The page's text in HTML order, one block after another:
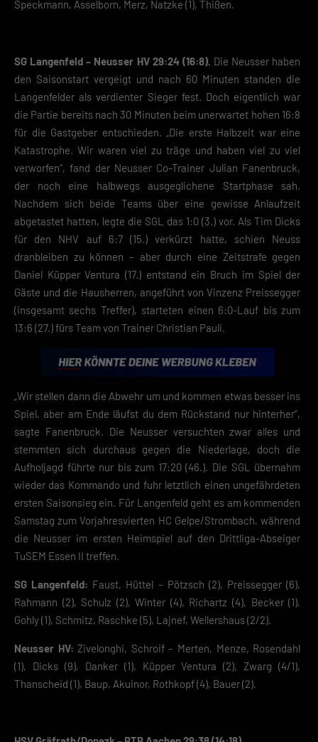
Speckmann, Asselborn, Merz, Natzke (1), Thißen.
SG Langenfeld – Neusser HV 29:24 (16:8). Die Neusser haben
den Saisonstart vergeigt und nach 60 Minuten standen die
Langenfelder als verdienter Sieger fest. Doch eigentlich war
die Partie bereits nach 30 Minuten beim unerwartet hohen 16:8
für die Gastgeber entschieden. „Die erste Halbzeit war eine
Katastrophe. Wir waren viel zu träge und haben viel zu viel
verworfen“, fand der Neusser Co-Trainer Julian Fanenbruck,
der noch eine halbwegs ausgeglichene Startphase sah.
Nachdem sich beide Teams über eine gewisse Anlaufzeit
abgetastet hatten, legte die SGL das 1:0 (3.) vor. Als Tim Dicks
für den NHV auf 6:7 (15.) verkürzt hatte, schien Neuss
dranbleiben zu können – aber durch eine Zeitstrafe gegen
Daniel Küpper Ventura (17.) entstand ein Bruch im Spiel der
Gäste und die Hausherren, angeführt von Vinzenz Preissegger
(insgesamt sechs Treffer), starteten einen 6:0-Lauf bis zum
13:6 (27.) fürs Team von Trainer Christian Pauli.
„Wir stellen dann die Abwehr um und kommen etwas besser ins
Spiel, aber am Ende läufst du dem Rückstand nur hinterher“,
sagte Fanenbruck. Die Neusser versuchten zwar alles und
stemmten sich durchaus gegen die Niederlage, doch die
Aufholjagd führte nur bis zum 17:20 (46.). Die SGL übernahm
wieder das Kommando und fuhr letztlich einen ungefährdeten
ersten Saisonsieg ein. Für Langenfeld geht es am kommenden
Samstag zum Vorjahresvierten HC Gelpe/Strombach, während
die Neusser im ersten Heimspiel auf den Drittliga-Abseiger
TuSEM Essen II treffen.
SG Langenfeld: Faust, Hüttel – Pötzsch (2), Preissegger (6),
Rahmann (2), Schulz (2), Winter (4), Richartz (4), Becker (1),
Gohly (1), Schmitz, Raschke (5), Lajnef, Wellershaus (2/2).
Neusser HV: Zivelonghi, Schroif – Merten, Menze, Rosendahl
(1), Dicks (9), Danker (1), Küpper Ventura (2), Zwarg (4/1),
Thanscheid (1), Baup, Akuinor, Rothkopf (4), Bauer (2).
Wenn du unter 16 Jahre alt bist und deine Zustimmung zu freiwilligen
Diensten geben möchtest, musst du deine Erziehungsberechtigten um
Erlaubnis bitten.
Hier finden Sie eine Übersicht über alle verwendeten Cookies. Sie
Ihre Einwilligung zu ganzen Kategorien geben oder sich weitere
Informationen anzeigen lassen und so nur bestimmte Cookies
auswählen.
Speichern
Zurück
Datenschutzeinstellungen
Essenziell (2)
Essenzielle Cookies ermöglichen grundlegende Funktionen und sind für die
einwandfreie Funktion der Website erforderlich.
Cookie-Informationen anzeigen
Datenschutzerklärung